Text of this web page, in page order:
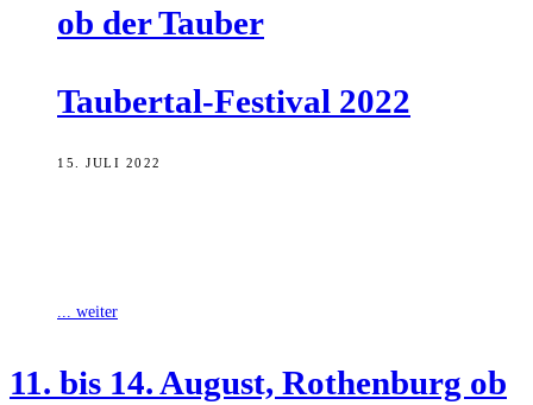
ob der Tauber
Tau­ber­tal-Fes­ti­val 2022
15. JULI 2022
... weiter
11. bis 14. August, Rothen­burg ob